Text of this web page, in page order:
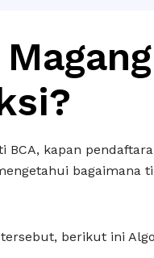
kapan
bagaimana
berikut ini